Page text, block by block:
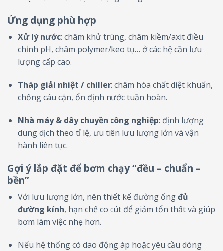
Ứng dụng phù hợp
Xử lý nước: châm khử trùng, châm kiềm/axit điều
chỉnh pH, châm polymer/keo tụ… ở các hệ cần lưu
lượng cấp cao.
Tháp giải nhiệt / chiller: châm hóa chất diệt khuẩn,
chống cáu cặn, ổn định nước tuần hoàn.
Nhà máy & dây chuyền công nghiệp: định lượng
dung dịch theo tỉ lệ, ưu tiên lưu lượng lớn và vận
hành liên tục.
Gợi ý lắp đặt để bơm chạy “đều – chuẩn –
bền”
Với lưu lượng lớn, nên thiết kế đường ốngđủ
đường kính, hạn chế co cút để giảm tổn thất và giúp
bơm làm việc nhẹ hơn.
Nếu hệ thống có dao động áp hoặc yêu cầu dòng